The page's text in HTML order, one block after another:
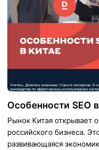
Особенности SEO
Рынок Китая открывает
российского бизнеса.
развивающаяся